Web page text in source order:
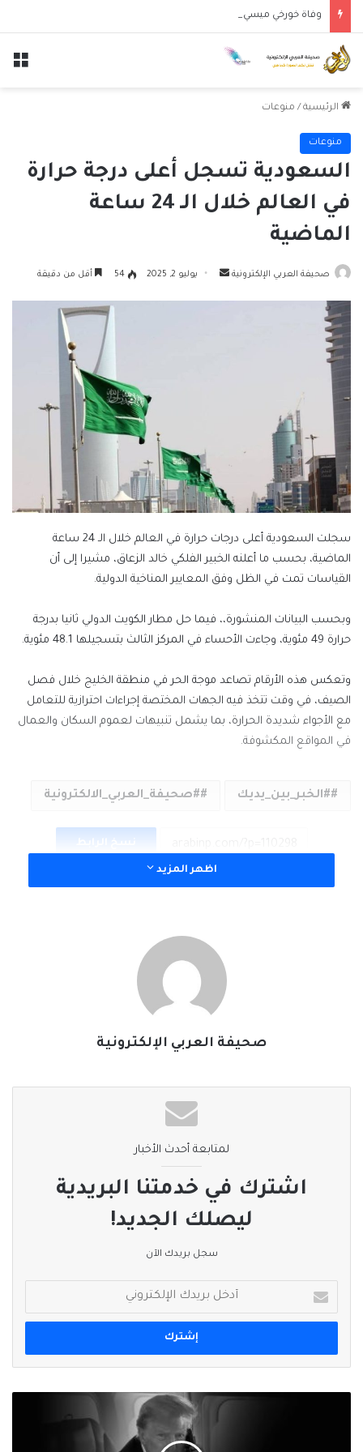
وفاة خورخي ميسي والد النجم الأرجنتيني ليونيل ميسي عن عمر 68 عاماً
الرئيسية / منوعات
منوعات
السعودية تسجل أعلى درجة حرارة
في العالم خلال الـ 24 ساعة
الماضية
صحيفة العربي الإلكترونية
أرسل يوليو 2, 2025 54 أقل من دقيقة
سجلت السعودية أعلى درجات حرارة في العالم خلال الـ 24 ساعة
الماضية، بحسب ما أعلنه الخبير الفلكي خالد الزعاق، مشيرا إلى أن
القياسات تمت في الظل وفق المعايير المناخية الدولية.
وبحسب البيانات المنشورة،، فيما حل مطار الكويت الدولي ثانيا بدرجة
حرارة 49 مئوية، وجاءت الأحساء في المركز الثالث بتسجيلها 48.1 مئوية.
وتعكس هذه الأرقام تصاعد موجة الحر في منطقة الخليج خلال فصل
الصيف، في وقت تتخذ فيه الجهات المختصة إجراءات احترازية للتعامل
مع الأجواء شديدة الحرارة، بما يشمل تنبيهات لعموم السكان والعمال
في المواقع المكشوفة.
#الخبر_بين_يديك #صحيفة_العربي_الالكترونية
اظهر المزيد
صحيفة العربي الإلكترونية
لمتابعة أحدث الأخبار
اشترك في خدمتنا البريدية
ليصلك الجديد!
سجل بريدك الآن
بريدك
الإلكتروني